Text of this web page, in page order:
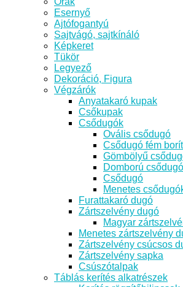
Esernyő
Ajtófogantyú
Sajtvágó, sajtkínáló
Képkeret
Tükör
Legyező
Dekoráció, Figura
Végzárók
Anyatakaró kupak
Csőkupak
Csődugók
Ovális csődugó
Csődugó fém
Gömbölyű
Domború csődugó
Csődugó
Menetes
Furattakaró dugó
Zártszelvény dugó
Magyar
Menetes zártszelvény
Zártszelvény csúcsos
Zártszelvény sapka
Csúszótalpak
Táblás kerítés alkatrészek